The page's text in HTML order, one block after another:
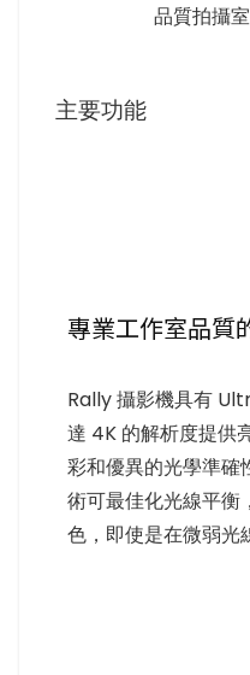
品質拍攝
主要功能
專業工作室品質
Rally 攝影機具有
達 4K 的解析度提供
彩和優異的光學準
術可最佳化光線平衡
色，即使是在微弱光